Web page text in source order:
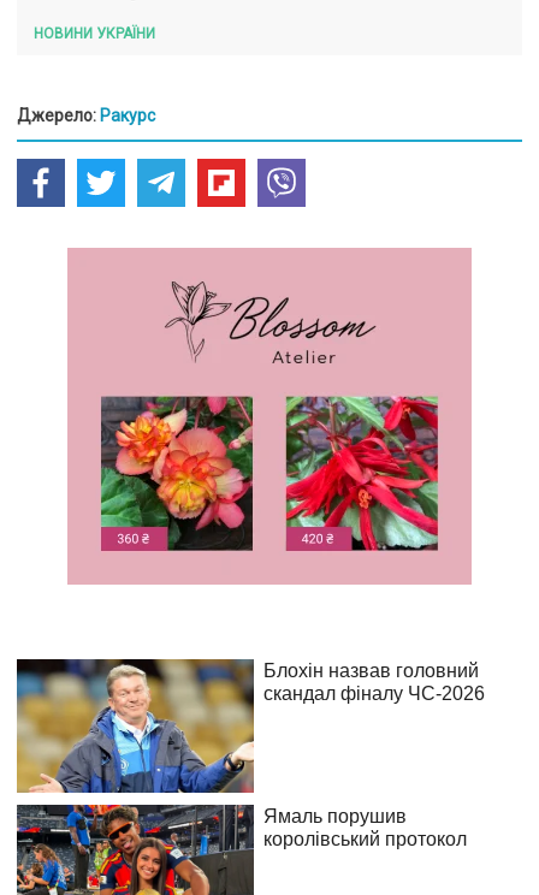
НОВИНИ УКРАЇНИ
Джерело: Ракурс